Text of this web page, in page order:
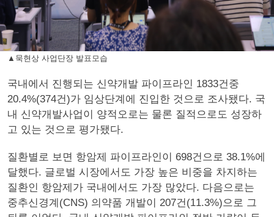
▲묵현상 사업단장 발표모습
국내에서 진행되는 신약개발 파이프라인 1833건중
20.4%(374건)가 임상단계에 진입한 것으로 조사됐다. 국
내 신약개발사업이 양적오로는 물론 질적으로도 성장하
고 있는 것으로 평가됐다.
질환별로 보면 항암제 파이프라인이 698건으로 38.1%에
달했다. 글로벌 시장에서도 가장 높은 비중을 차지하는
질환인 항암제가 국내에서도 가장 많았다. 다음으로는
중추신경계(CNS) 의약품 개발이 207건(11.3%)으로 그